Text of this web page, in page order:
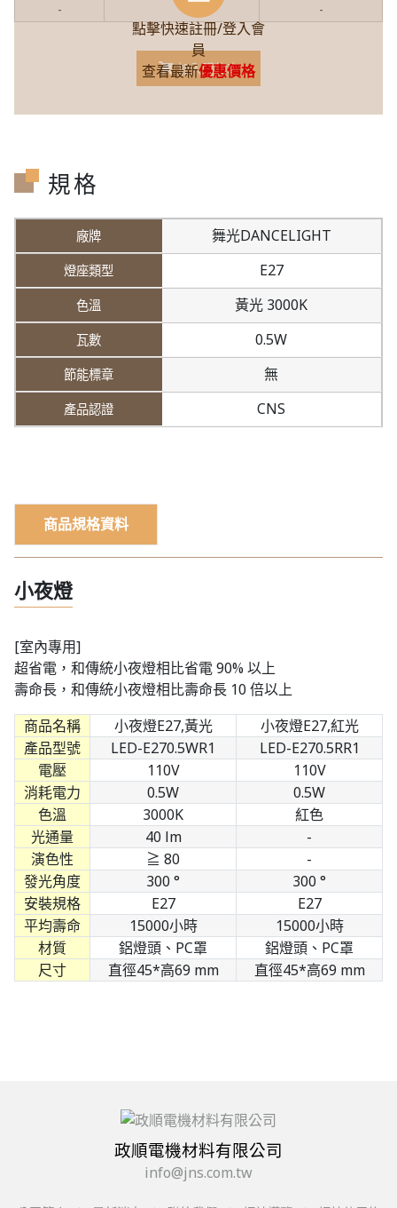
點擊快速註冊/登入會
員
查看最新優惠價格
-
- -
加入購物車
規格
舞光DANCELIGHT
E27
黃光 3000K
0.5W
無
CNS
商品規格資料
小夜燈
[室內專用]
超省電，和傳統小夜燈相比省電 90% 以上
壽命長，和傳統小夜燈相比壽命長 10 倍以上
商品名稱
小夜燈E27,黃光
小夜燈E27,紅光
產品型號
LED-E270.5WR1
LED-E270.5RR1
電壓
110V
110V
消耗電力
0.5W
0.5W
色溫
3000K
紅色
光通量
40 lm
-
演色性
≧ 80
-
發光角度
300 °
300 °
安裝規格
E27
E27
平均壽命
15000小時
15000小時
材質
鋁燈頭、PC罩
鋁燈頭、PC罩
尺寸
直徑45*高69 mm 直徑45*高69 mm
政順電機材料有限公司
info@jns.com.tw